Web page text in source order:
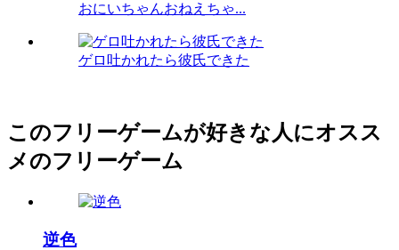
おにいちゃんおねえちゃ...
ゲロ吐かれたら彼氏できた
このフリーゲームが好きな人にオスス
メのフリーゲーム
逆色